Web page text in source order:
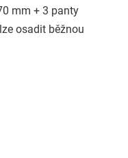
mm + 3 panty
osadit běžnou